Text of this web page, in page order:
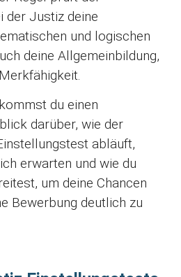
der Justiz deine
und logischen
deine Allgemeinbildung,
du einen
darüber, wie der
abläuft,
erwarten und wie du
um deine Chancen
Bewerbung deutlich zu